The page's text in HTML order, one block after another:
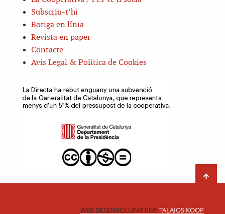
Subscriu-t’hi
Botiga en línia
Revista en paper
Contacte
Avis Legal & Política de Cookies
WEB DESENVOLUPAT PER:TALAIOS KOOP